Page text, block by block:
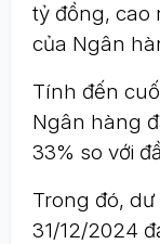
tỷ đồng, cao
của Ngân
Tính đến
Ngân hàng
33% so với
Trong đó,
31/12/2024